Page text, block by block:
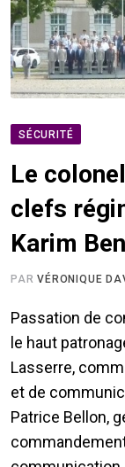
SÉCURITÉ
Le
clefs
Karim
PARVÉRONIQUE
Passation de
le haut
Lasserre,
et de
Patrice Bellon,